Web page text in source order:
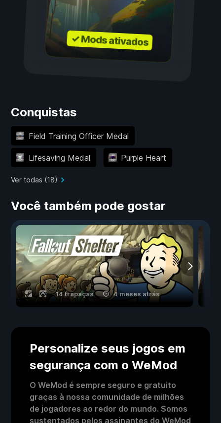
✓ Mods ativados
Conquistas
Field Training Officer Medal
Lifesaving Medal Purple Heart
Ver todas (18)
Você também pode gostar
14 trapaças 4 meses atrás
Personalize seus jogos em
segurança com o WeMod
O WeMod é sempre seguro e gratuito
graças à nossa comunidade de milhões
de jogadores ao redor do mundo. Somos
sustentados pelos assinantes do WeMod